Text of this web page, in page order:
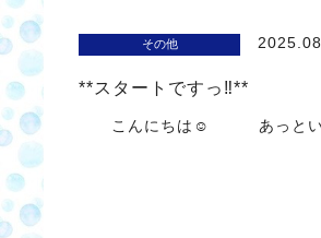
その他
**スタートですっ‼**
こんにちは☺ あっという